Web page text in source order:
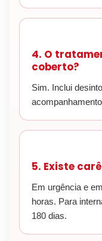
4. O
coberto?
Sim. Inclui
5. Existe
Em urgência e
horas. Para
180 dias.